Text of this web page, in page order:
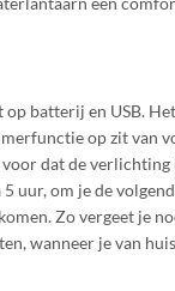
batterij en USB.
op zit van
dat de verlichting
uur, om je de
Zo vergeet je
wanneer je van